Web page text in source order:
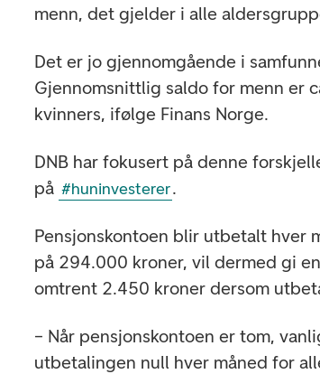
menn, det gjelder i alle
Det er jo gjennomgående i
Gjennomsnittlig saldo for menn er
kvinners, ifølge Finans Norge.
DNB har fokusert på denne
på #huninvesterer.
Pensjonskontoen blir utbetalt hver
på 294.000 kroner, vil dermed gi
omtrent 2.450 kroner dersom
– Når pensjonskontoen er tom,
utbetalingen null hver måned for